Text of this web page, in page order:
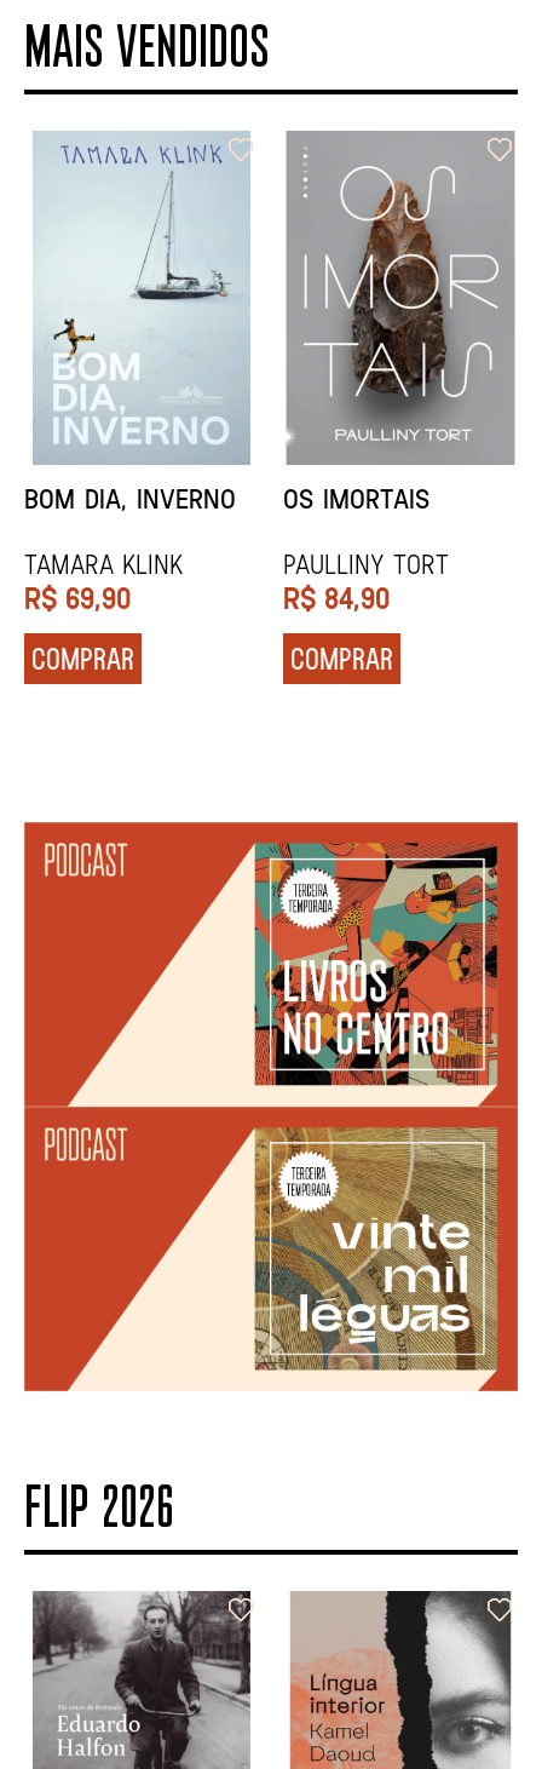
MAIS VENDIDOS
ORIXÁS
REGINALDO PRANDI
R$ 79,90
COMPRAR
ORAÇÃO PARA
Socorro Acioli
R$ 74,90
COMPRAR
FLIP 2026